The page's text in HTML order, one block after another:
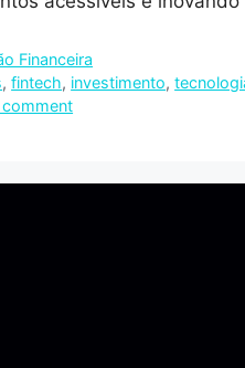
Financeira
,fintech, investimento,
comment